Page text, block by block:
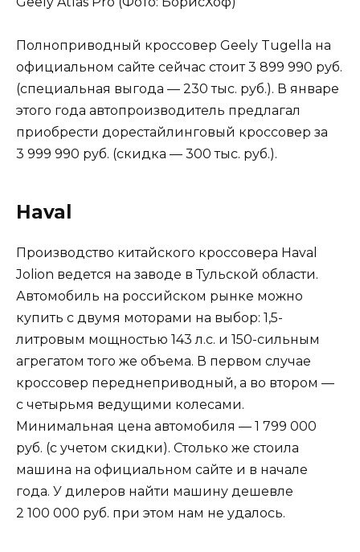
Полноприводный кроссовер Geely Tugella на
официальном сайте сейчас стоит 3 899 990 руб.
(специальная выгода — 230 тыс. руб.). В январе
этого года автопроизводитель предлагал
приобрести дорестайлинговый кроссовер за
3 999 990 руб. (скидка — 300 тыс. руб.).
Haval
Производство китайского кроссовера Haval
Jolion ведется на заводе в Тульской области.
Автомобиль на российском рынке можно
купить с двумя моторами на выбор: 1,5-
литровым мощностью 143 л.с. и 150-сильным
агрегатом того же объема. В первом случае
кроссовер переднеприводный, а во втором —
с четырьмя ведущими колесами.
Минимальная цена автомобиля — 1 799 000
руб. (с учетом скидки). Столько же стоила
машина на официальном сайте и в начале
года. У дилеров найти машину дешевле
2 100 000 руб. при этом нам не удалось.